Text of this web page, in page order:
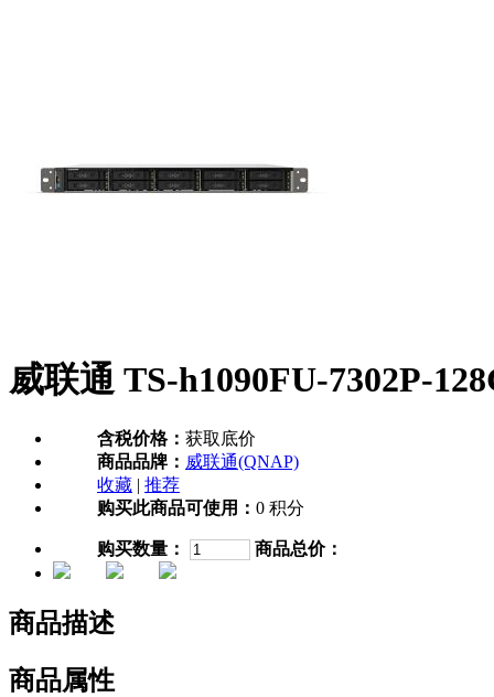
威联通 TS-h1090FU-7302P-
含税价格： 获取底价
商品品牌： 威联通(QNAP)
收藏 | 推荐
购买此商品可使用： 0 积分
购买数量： 商品总价：
商品描述
商品属性